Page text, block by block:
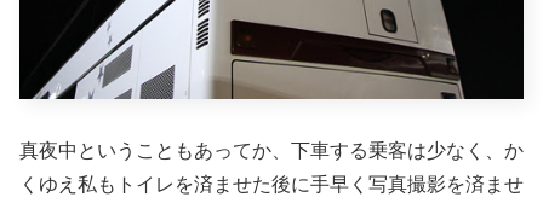
真夜中ということもあってか、下車する乗客は少なく、か
くゆえ私もトイレを済ませた後に手早く写真撮影を済ませ